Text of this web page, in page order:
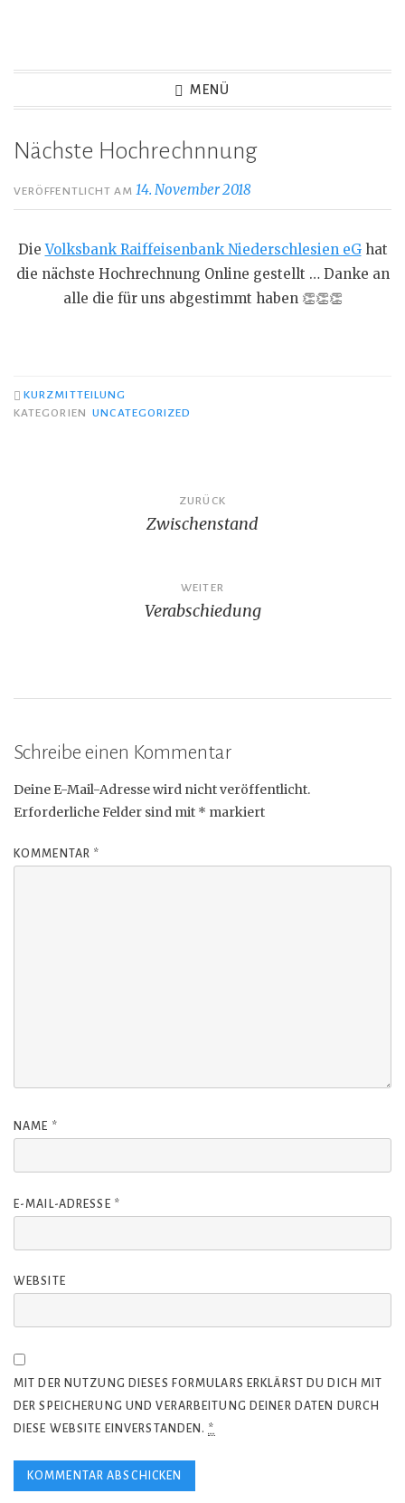
MENÜ
Nächste Hochrechnnung
VERÖFFENTLICHT AM14. November 2018
DieVolksbank Raiffeisenbank Niederschlesien eGhat
die nächste Hochrechnung Online gestellt … Danke an
alle die für uns abgestimmt haben 👏👏👏
KURZMITTEILUNG
KATEGORIEN UNCATEGORIZED
Beitragsnavigation
ZURÜCK
Zwischenstand
WEITER
Verabschiedung
Schreibe einen Kommentar
Deine E-Mail-Adresse wird nicht veröffentlicht.
Erforderliche Felder sind mit * markiert
KOMMENTAR *
NAME *
E-MAIL-ADRESSE *
WEBSITE
MIT DER NUTZUNG DIESES FORMULARS ERKLÄRST DU DICH MIT
DER SPEICHERUNG UND VERARBEITUNG DEINER DATEN DURCH
DIESE WEBSITE EINVERSTANDEN. *